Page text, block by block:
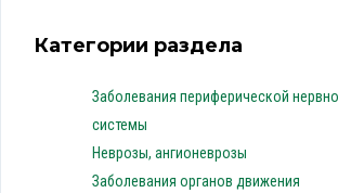
Категории раздела
Заболевания периферической
системы
Неврозы, ангионеврозы
Заболевания органов движения